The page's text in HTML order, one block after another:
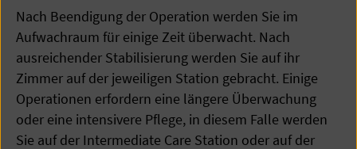
Nach Beendigung der Operation werden Sie im
Aufwachraum für einige Zeit überwacht. Nach
ausreichender Stabilisierung werden Sie auf ihr
Zimmer auf der jeweiligen Station gebracht. Einige
Operationen erfordern eine längere Überwachung
oder eine intensivere Pflege, in diesem Falle werden
Sie auf der Intermediate Care Station oder auf der